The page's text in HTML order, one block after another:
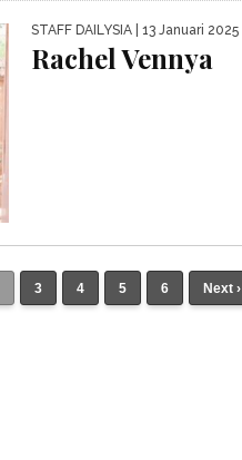
STAFF DAILYSIA | 13 Januari 2025
Rachel Vennya
3 4 5 6 Next ›